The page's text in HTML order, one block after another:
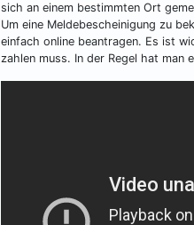
sich an einem bestimmten Ort
Um eine Meldebescheinigung zu
einfach online beantragen. Es ist
zahlen muss. In der Regel hat man